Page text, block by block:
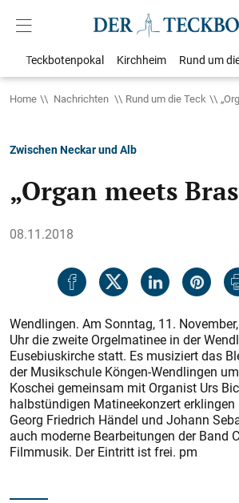
Teckbotenpokal Kirchheim Rund um
Home Nachrichten Rund um die Teck
Zwischen Neckar und Alb
„Organ meets
08.11.2018
Wendlingen. Am Sonntag, 11.
Uhr die zweite Orgelmatinee in der
Eusebiuskirche statt. Es musiziert das
der Musikschule Köngen-Wendlingen
Koschei gemeinsam mit Organist Urs
halbstündigen Matineekonzert erklingen
Georg Friedrich Händel und Johann
auch moderne Bearbeitungen der Band
Filmmusik. Der Eintritt ist frei. pm